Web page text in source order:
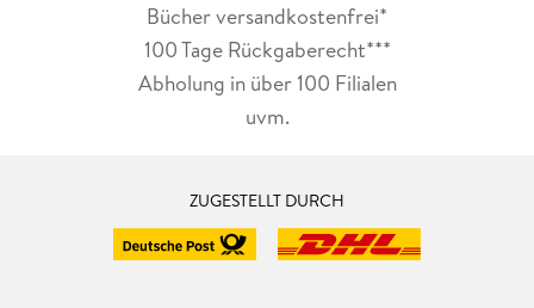
Bücher versandkostenfrei*
100 Tage Rückgaberecht***
Abholung in über 100 Filialen
uvm.
ZUGESTELLT DURCH